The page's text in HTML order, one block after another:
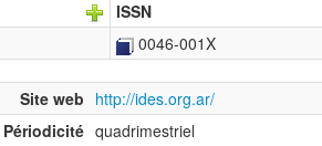
ISSN
0046-001X
Site web http://ides.org.ar/
Périodicité quadrimestriel